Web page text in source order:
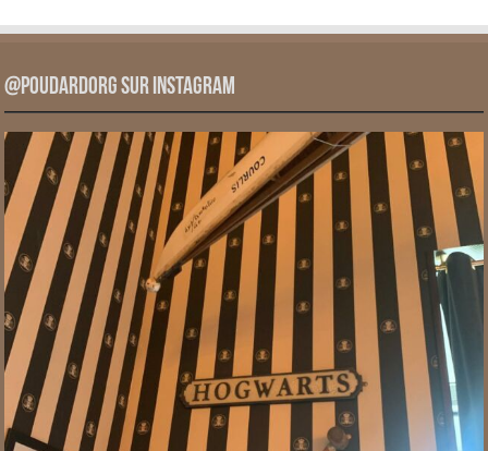
@PoudardOrg sur Instagram